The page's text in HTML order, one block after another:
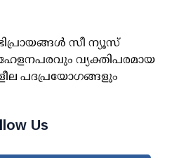
സീ ന്യൂസ്
വ്യക്തിപരമായ
പദപ്രയോഗങ്ങളും
Us